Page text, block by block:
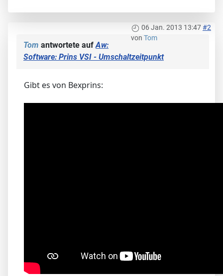
06 Jan. 2013 13:47#2
von Tom
Tom antwortete aufAw:
Software: Prins VSI - Umschaltzeitpunkt
Gibt es von Bexprins: